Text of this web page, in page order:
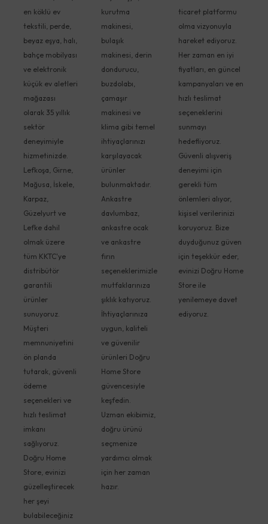
en köklü ev
tekstili, perde,
beyaz eşya, halı,
bahçe mobilyası
ve elektronik
küçük ev aletleri
mağazası
olarak 35 yıllık
sektör
deneyimiyle
hizmetinizde.
Lefkoşa, Girne,
Mağusa, İskele,
Karpaz,
Güzelyurt ve
Lefke dahil
olmak üzere
tüm KKTC'ye
distribütör
garantili
ürünler
sunuyoruz.
Müşteri
memnuniyetini
ön planda
tutarak, güvenli
ödeme
seçenekleri ve
hızlı teslimat
imkanı
sağlıyoruz.
Doğru Home
Store, evinizi
güzelleştirecek
her şeyi
bulabileceğiniz
kurutma
makinesi,
bulaşık
makinesi, derin
dondurucu,
buzdolabı,
çamaşır
makinesi ve
klima gibi temel
ihtiyaçlarınızı
karşılayacak
ürünler
bulunmaktadır.
Ankastre
davlumbaz,
ankastre ocak
ve ankastre
fırın
seçeneklerimizle
mutfaklarınıza
şıklık katıyoruz.
İhtiyaçlarınıza
uygun, kaliteli
ve güvenilir
ürünleri Doğru
Home Store
güvencesiyle
keşfedin.
Uzman ekibimiz,
doğru ürünü
seçmenize
yardımcı olmak
için her zaman
hazır.
ticaret platformu
olma vizyonuyla
hareket ediyoruz.
Her zaman en iyi
fiyatları, en güncel
kampanyaları ve en
hızlı teslimat
seçeneklerini
sunmayı
hedefliyoruz.
Güvenli alışveriş
deneyimi için
gerekli tüm
önlemleri alıyor,
kişisel verilerinizi
koruyoruz. Bize
duyduğunuz güven
için teşekkür eder,
evinizi Doğru Home
Store ile
yenilemeye davet
ediyoruz.